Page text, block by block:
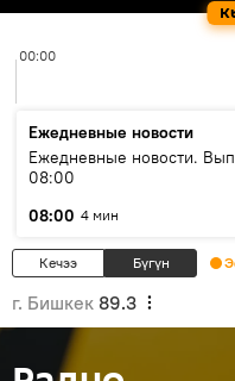
00:00
Ежедневные новости
Ежедневные новости.
08:00
08:00 4 мин
Кечээ Бүгүн
г. Бишкек 89.3